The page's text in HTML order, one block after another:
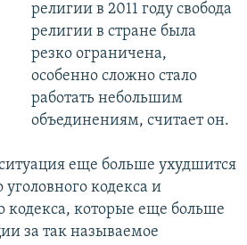
религии в 2011 году свобода
религии в стране была
резко ограничена,
особенно сложно стало
работать небольшим
объединениям, считает он.
еще больше ухудшится
кодекса и
кодекса, которые еще больше
за так называемое